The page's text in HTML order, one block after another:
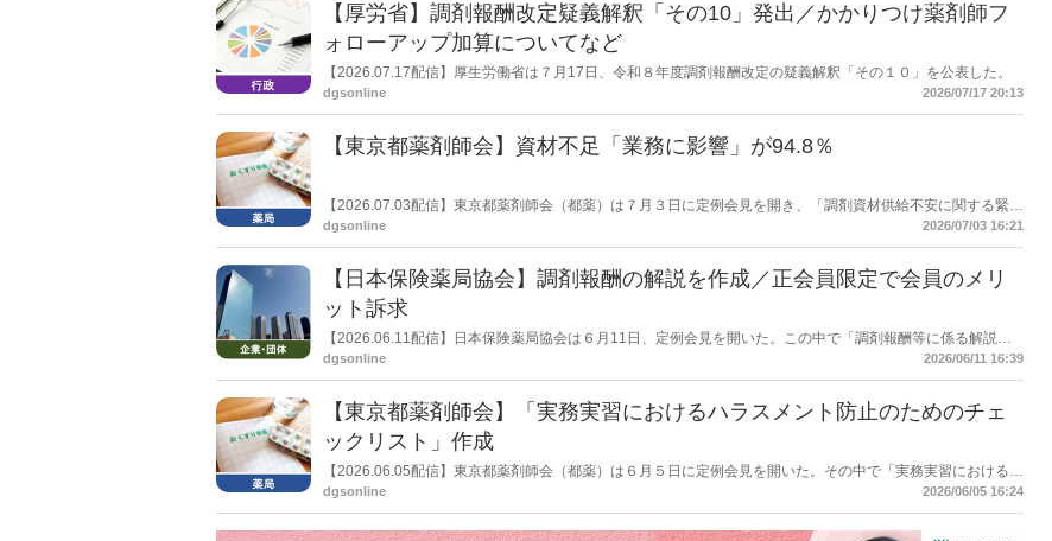
【厚労省】調剤報酬改定疑義解釈「その10」発出／かかりつけ薬剤師フ
ォローアップ加算についてなど
【2026.07.17配信】厚生労働省は７月17日、令和８年度調剤報酬改定の疑義解釈「その１０」を公表した。
dgsonline 2026/07/17 20:13
【東京都薬剤師会】資材不足「業務に影響」が94.8％
【2026.07.03配信】東京都薬剤師会（都薬）は７月３日に定例会見を開き、「調剤資材供給不安に関する緊急
実態調査」の集計結果を公表した。
dgsonline 2026/07/03 16:21
【日本保険薬局協会】調剤報酬の解説を作成／正会員限定で会員のメリ
ット訴求
【2026.06.11配信】日本保険薬局協会は６月11日、定例会見を開いた。この中で「調剤報酬等に係る解説」
を作成したことを報告。協会正会員限定への提供とすることで、協会会員のメリットも訴求したい考え。
dgsonline 2026/06/11 16:39
【東京都薬剤師会】「実務実習におけるハラスメント防止のためのチェ
ックリスト」作成
【2026.06.05配信】東京都薬剤師会（都薬）は６月５日に定例会見を開いた。その中で「実務実習におけるハ
ラスメント防止のためのチェックリスト」を作成したことを説明。活用してほしいと促した。
dgsonline 2026/06/05 16:24